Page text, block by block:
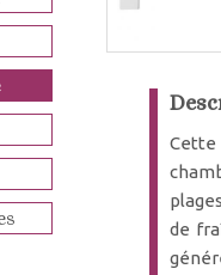
Cette
de